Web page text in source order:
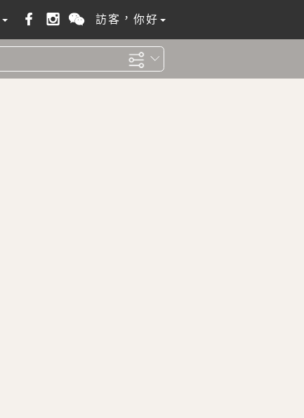
訪客，你好